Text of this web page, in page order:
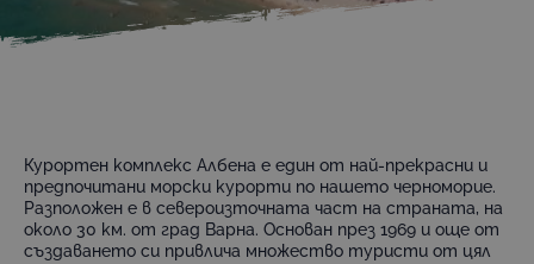
Курортен комплекс Албена е един от най-прекрасни и
предпочитани морски курорти по нашето черноморие.
Разположен е в североизточната част на страната, на
около 30 км. от град Варна. Основан през 1969 и още от
създаването си привлича множество туристи от цял